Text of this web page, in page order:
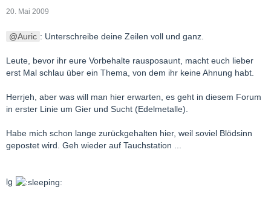
20. Mai 2009
Auric : Unterschreibe deine Zeilen voll und ganz.
Leute, bevor ihr eure Vorbehalte rausposaunt, macht euch lieber
erst Mal schlau über ein Thema, von dem ihr keine Ahnung habt.
Herrjeh, aber was will man hier erwarten, es geht in diesem Forum
in erster Linie um Gier und Sucht (Edelmetalle).
Habe mich schon lange zurückgehalten hier, weil soviel Blödsinn
gepostet wird. Geh wieder auf Tauchstation ...
lg